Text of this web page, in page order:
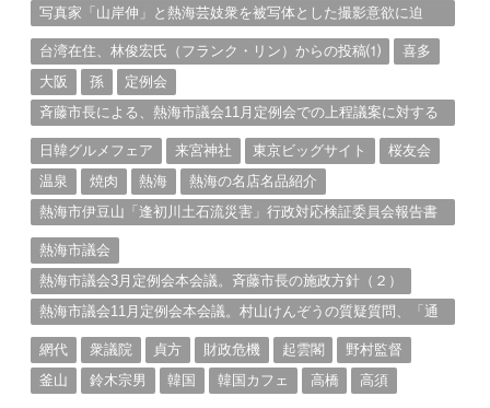
写真家「山岸伸」と熱海芸妓衆を被写体とした撮影意欲に迫
台湾在住、林俊宏氏（フランク・リン）からの投稿⑴
喜多
大阪
孫
定例会
斉藤市長による、熱海市議会11月定例会での上程議案に対する
日韓グルメフェア
来宮神社 東京ビッグサイト
桜友会
温泉
焼肉 熱海
熱海の名店名品紹介
熱海市伊豆山「逢初川土石流災害」行政対応検証委員会報告書
熱海市議会
熱海市議会3月定例会本会議。斉藤市長の施政方針（２）
熱海市議会11月定例会本会議。村山けんぞうの質疑質問、「通
網代
衆議院 貞方 財政危機 起雲閣
野村監督
釜山
鈴木宗男 韓国 韓国カフェ 高橋 高須